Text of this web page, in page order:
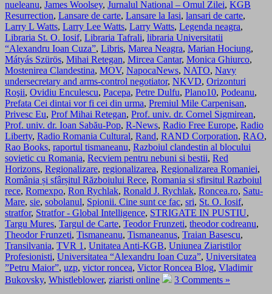
nueleanu, James Woolsey, Jurnalul National – Omul Zilei, KGB
Resurrection, Lansare de carte, Lansare la Iasi, lansari de carte,
Larry L Watts, Larry Lee Watts, Larry Watts, Legenda neagra,
Libraria St. O. Iosif, Libraria Tafrali, libraria Universitatii
“Alexandru Ioan Cuza”, Libris, Marea Neagra, Marian Hociung,
Mátyás Szürös, Mihai Retegan, Mircea Cantar, Monica Ghiurco,
Mostenirea Clandestina, MOV, NapocaNews, NATO, Navy
undersecretary and arms-control negotiator, NKVD, Orizonturi
Roşii, Ovidiu Enculescu, Pacepa, Petre Dulfu, Plano10, Podeanu,
Prefata Cei dintai vor fi cei din urma, Premiul Mile Carpenisan,
Privesc Eu, Prof Mihai Retegan, Prof. univ. dr. Cornel Sigmirean,
Prof. univ. dr. Ioan Sabău-Pop, R-News, Radio Free Europe, Radio
Liberty, Radio Romania Cultural, Rand, RAND Corporation, RAO,
Rao Books, raportul tismaneanu, Razboiul clandestin al blocului
sovietic cu Romania, Recviem pentru nebuni si bestii, Red
Horizons, Regionalizare, regionalizarea, Regionalizarea Romaniei,
România și sfârșitul Războiului Rece, Romania si sfirsitul Razboiul
rece, Romexpo, Ron Rychlak, Ronald J. Rychlak, Roncea.ro, Satu-
Mare, sie, sobolanul, Spionii. Cine sunt ce fac, sri, St. O. Iosif,
stratfor, Stratfor - Global Intelligence, STRIGATE IN PUSTIU,
Targu Mures, Targul de Carte, Teodor Frunzeti, theodor codreanu,
Theodor Frunzeti, Tismaneanu, Tismaneanus, Traian Basescu,
Transilvania, TVR 1, Unitatea Anti-KGB, Uniunea Ziaristilor
Profesionisti, Universitatea “Alexandru Ioan Cuza”, Universitatea
”Petru Maior”, uzp, victor roncea, Victor Roncea Blog, Vladimir
Bukovsky, Whistleblower, ziaristi online 3 Comments »